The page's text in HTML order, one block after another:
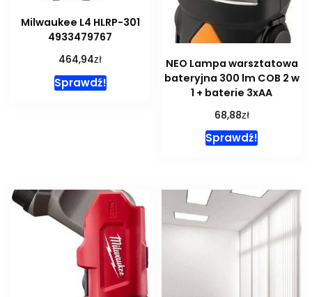
Milwaukee L4 HLRP-301
4933479767
464,94zł
Sprawdź!
NEO Lampa warsztatowa
bateryjna 300 lm COB 2 w
1 + baterie 3xAA
68,88zł
Sprawdź!